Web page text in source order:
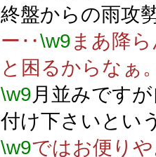
終盤からの雨攻
ー‥\w9まあ降
と困るからなぁ
\w9月並みです
付け下さいとい
\w9ではお便り